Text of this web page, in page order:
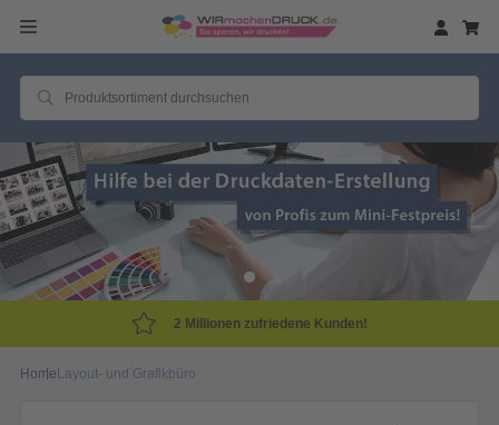
2 Millionen zufriedene Kunden!
HomeLayout- und Grafikbüro